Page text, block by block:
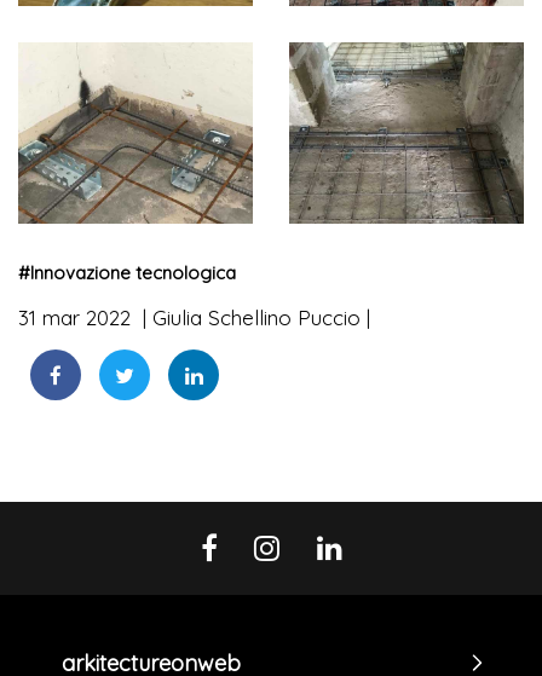
#Innovazione tecnologica
31 mar 2022 Giulia Schellino Puccio
arkitectureonweb